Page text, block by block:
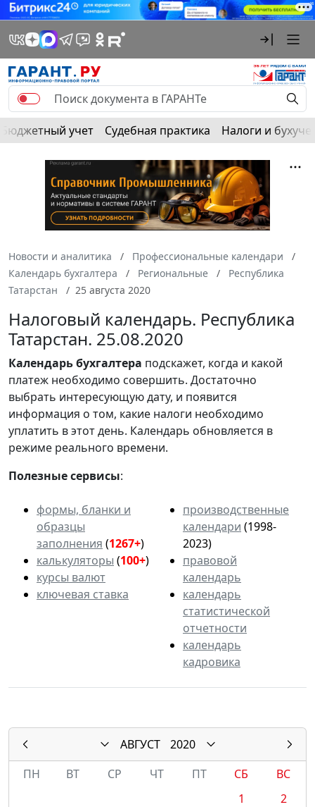
Бюджетный учет Судебная практика Налоги и
Новости и аналитика
Профессиональные календари
Календарь бухгалтера
Региональные
Республика
Татарстан
25 августа 2020
Налоговый календарь. Республика
Татарстан. 25.08.2020
Календарьбухгалтера подскажет, когда и какой
платеж необходимо совершить. Достаточно
выбрать интересующую дату, и появится
информация о том, какие налоги необходимо
уплатить в этот день. Календарь обновляется в
режиме реального времени.
Полезные сервисы:
формы, бланки и
образцы
заполнения (1267+)
калькуляторы (100+)
курсы валют
ключевая ставка
производственные
календари (1998-
2023)
правовой
календарь
календарь
статистической
отчетности
календарь
кадровика
АВГУСТ
2020
ПН
ВТ СР ЧТ ПТ СБ
ВС
1
2